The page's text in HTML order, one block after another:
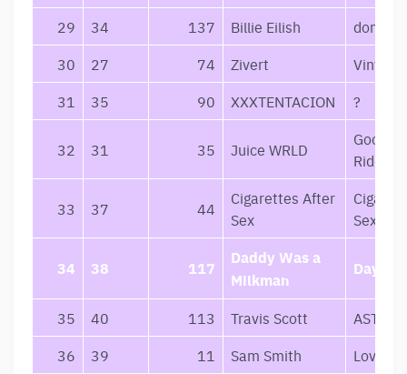
29 34 137 Billie Eilish
dont
30
27 74 Zivert
Vinyl #1
31
35 90 XXXTENTACION ?
32 31 35 Juice WRLD
33 37 44
Cigarettes After
Sex
Sex
34 38 117
Daddy Was a
Milkman
35 40 113 Travis Scott
36
39 11 Sam Smith Love